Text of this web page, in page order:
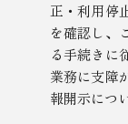
正・利用停
を確認し、
る手続きに
業務に支障
報開示につ